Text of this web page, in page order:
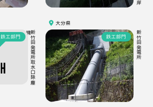
新
竹
田
発
電
所
取
水
口
除
塵
機
鉄工部門
大分県
新竹田発電所
鉄工部門